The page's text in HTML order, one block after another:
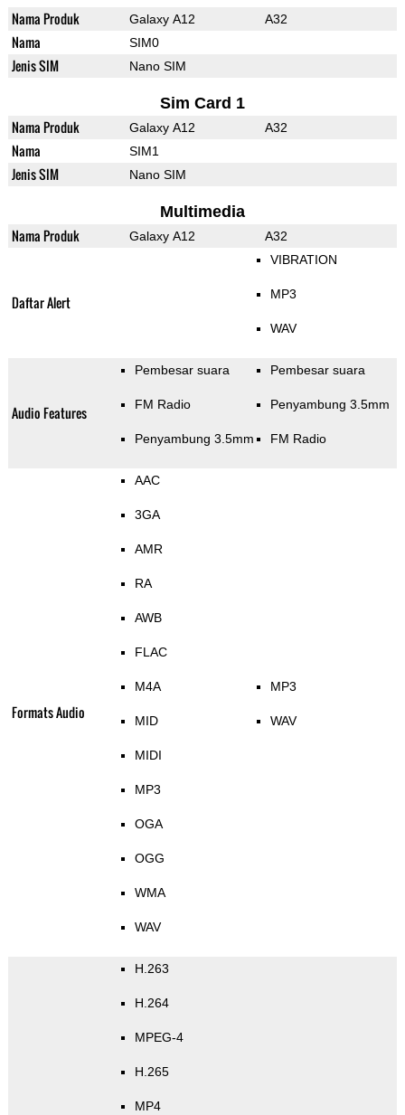
Nama Produk Galaxy A12 A32
Nama SIM0
Jenis SIM Nano SIM
Sim Card 1
Nama Produk Galaxy A12 A32
Nama SIM1
Jenis SIM Nano SIM
Multimedia
Nama Produk Galaxy A12 A32
Daftar Alert
VIBRATION
MP3
WAV
Audio Features
Pembesar suara
FM Radio
Penyambung 3.5mm
Pembesar suara
Penyambung 3.5mm
FM Radio
Formats Audio
AAC
3GA
AMR
RA
AWB
FLAC
M4A
MID
MIDI
MP3
OGA
OGG
WMA
WAV
MP3
WAV
H.263
H.264
MPEG-4
H.265
MP4